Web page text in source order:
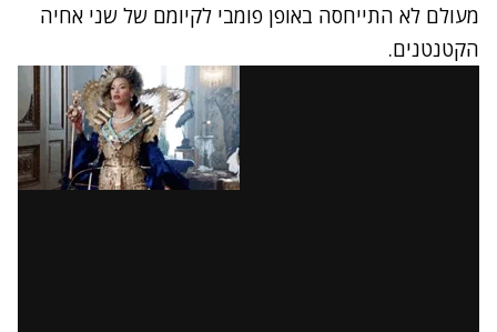
מעולם לא התייחסה באופן פומבי לקיומם של שני אחיה
הקטנטנים.